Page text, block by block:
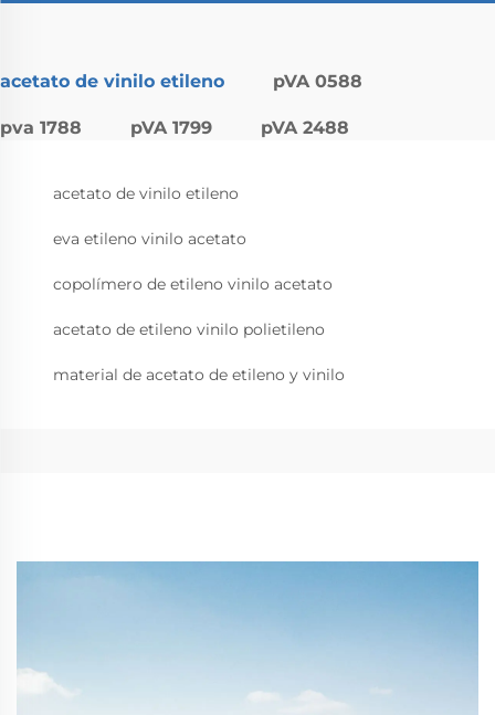
acetato de vinilo etileno pVA 0588
pva 1788 pVA 1799 pVA 2488
acetato de vinilo etileno
eva etileno vinilo acetato
copolímero de etileno vinilo acetato
acetato de etileno vinilo polietileno
material de acetato de etileno y vinilo